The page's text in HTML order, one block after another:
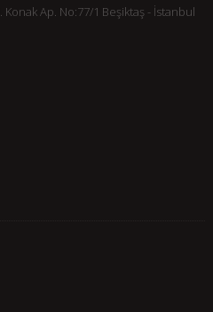
Ap. No:77/1 Beşiktaş - İstanbul